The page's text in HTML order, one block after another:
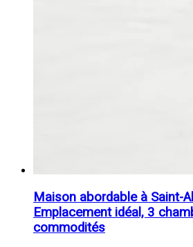
Maison abordable à Saint-
Emplacement idéal, 3
commodités